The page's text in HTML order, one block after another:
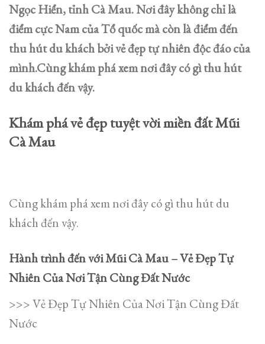
Ngọc Hiển, tỉnh Cà Mau. Nơi đây không chỉ là
điểm cực Nam của Tổ quốc mà còn là điểm đến
thu hút du khách bởi vẻ đẹp tự nhiên độc đáo của
mình.Cùng khám phá xem nơi đây có gì thu hút
du khách đến vậy.
Khám phá vẻ đẹp tuyệt vời miền đất Mũi
Cà Mau
Cùng khám phá xem nơi đây có gì thu hút du
khách đến vậy.
Hành trình đến với Mũi Cà Mau – Vẻ Đẹp Tự
Nhiên Của Nơi Tận Cùng Đất Nước
>>> Vẻ Đẹp Tự Nhiên Của Nơi Tận Cùng Đất
Nước